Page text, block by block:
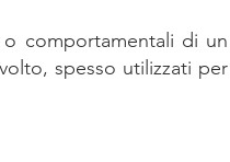
comportamentali di un
spesso utilizzati per